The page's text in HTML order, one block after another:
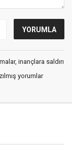
inançlara saldırı
yorumlar